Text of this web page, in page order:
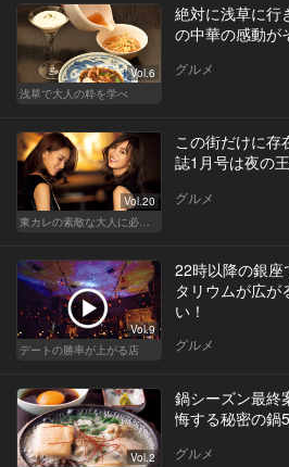
Vol.6
浅草で大人の粋を学べ
絶対に浅草に行
の中華の感動が
グルメ
Vol.20
この街だけに存
誌1月号は夜の
グルメ
Vol.9
デートの勝率が上がる店
22時以降の銀座
タリウムが広が
い！
グルメ
Vol.2
鍋シーズン最終
悔する秘密の鍋
グルメ